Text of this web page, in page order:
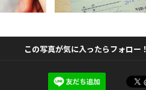
この写真が気に入ったらフォロー！